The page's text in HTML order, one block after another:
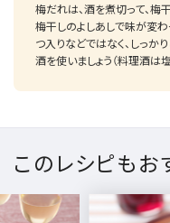
梅だれは、酒を煮切って、梅
梅干しのよしあしで味が変
つ入りなどではなく、しっか
酒を使いましょう（料理酒は
このレシピもお